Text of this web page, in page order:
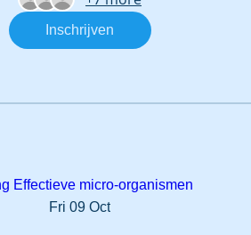
Inschrijven
Effectieve micro-organismen
Fri 09 Oct